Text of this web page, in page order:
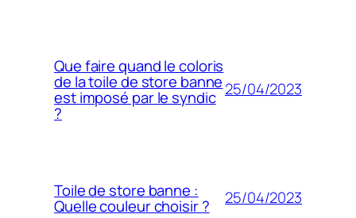
Que faire quand le coloris
de la toile de store banne
est imposé par le syndic
?
25/04/2023
Toile de store banne :
Quelle couleur choisir ? 25/04/2023